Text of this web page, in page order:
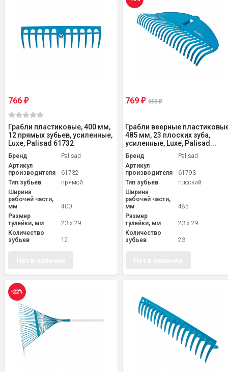
766 ₽
Грабли пластиковые, 400 мм,
12 прямых зубьев, усиленные,
Luxe, Palisad 61732
Бренд
Palisad
Артикул
производителя
61732
Тип зубьев
прямой
Ширина
рабочей части,
мм
400
Размер
тулейки, мм
23 x 29
Количество
зубьев
12
769₽ 855₽
Грабли веерные
485 мм, 23 плоских зуба,
усиленные, Luxe, Palisad...
Бренд
Palisad
Артикул
производителя
61793
Тип зубьев
плоский
Ширина
рабочей части,
мм
485
Размер
тулейки, мм
23 x 29
Количество
зубьев
23
-22%